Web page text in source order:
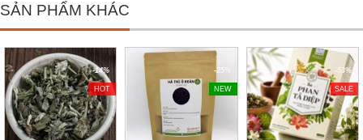
SẢN PHẨM KHÁC
-14%
HOT
-25%
NEW
-53%
SALE